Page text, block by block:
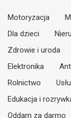
Motoryzacja
Dla dzieci
Zdrowie i uroda
Elektronika
Rolnictwo
Edukacja i
Oddam za darmo